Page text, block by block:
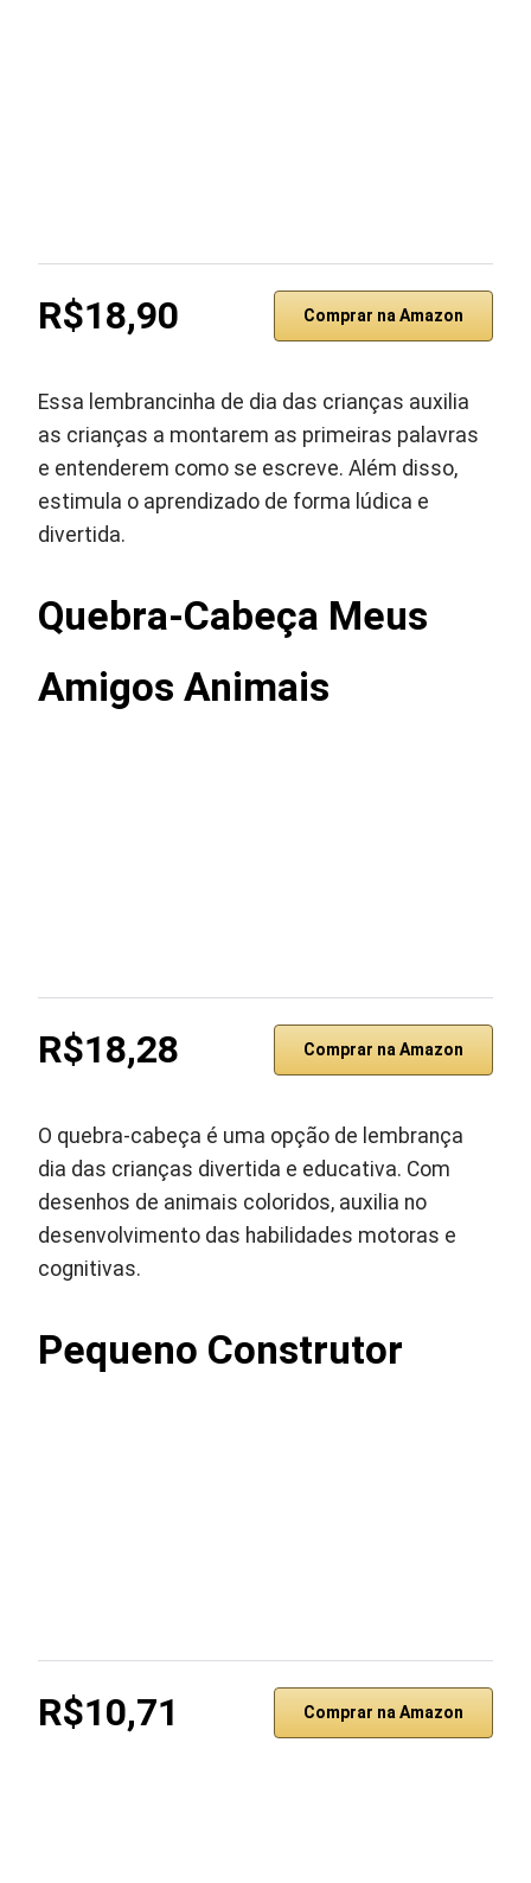
R$18,90 Comprar na Amazon
Essa lembrancinha de dia das crianças auxilia
as crianças a montarem as primeiras palavras
e entenderem como se escreve. Além disso,
estimula o aprendizado de forma lúdica e
divertida.
Quebra-Cabeça Meus
Amigos Animais
R$18,28 Comprar na Amazon
O quebra-cabeça é uma opção de lembrança
dia das crianças divertida e educativa. Com
desenhos de animais coloridos, auxilia no
desenvolvimento das habilidades motoras e
cognitivas.
Pequeno Construtor
R$10,71 Comprar na Amazon